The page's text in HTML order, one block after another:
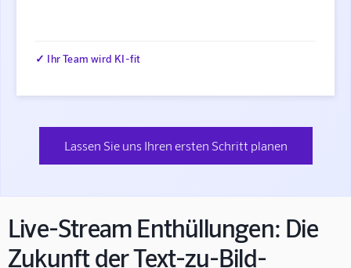
✓ Ihr Team wird KI-fit
Lassen Sie uns Ihren ersten Schritt planen
Live-Stream Enthüllungen: Die
Zukunft der Text-zu-Bild-